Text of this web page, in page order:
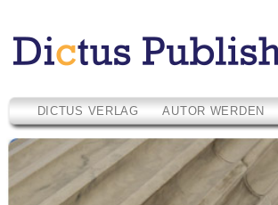
DICTUS VERLAG AUTOR WERDEN